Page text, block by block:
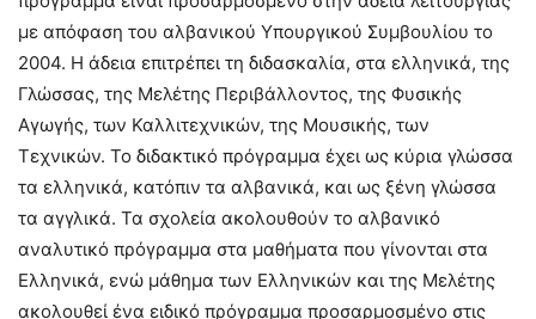
με απόφαση του αλβανικού Υπουργικού Συμβουλίου το
2004. Η άδεια επιτρέπει τη διδασκαλία, στα ελληνικά, της
Γλώσσας, της Μελέτης Περιβάλλοντος, της Φυσικής
Αγωγής, των Καλλιτεχνικών, της Μουσικής, των
Τεχνικών. Το διδακτικό πρόγραμμα έχει ως κύρια γλώσσα
τα ελληνικά, κατόπιν τα αλβανικά, και ως ξένη γλώσσα
τα αγγλικά. Τα σχολεία ακολουθούν το αλβανικό
αναλυτικό πρόγραμμα στα μαθήματα που γίνονται στα
Ελληνικά, ενώ μάθημα των Ελληνικών και της Μελέτης
ακολουθεί ένα ειδικό πρόγραμμα προσαρμοσμένο στις